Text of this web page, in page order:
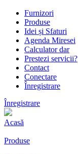
Furnizori
Produse
Idei și Sfaturi
Agenda Miresei
Calculator dar
Prestezi servicii?
Contact
Conectare
Înregistrare
Înregistrare
Acasă
Produse